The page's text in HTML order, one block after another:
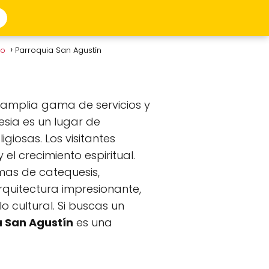
Parroquia San Agustín
gama de servicios y
es un lugar de
Los visitantes
crecimiento espiritual.
de catequesis,
impresionante,
cultural. Si buscas un
San Agustín es una